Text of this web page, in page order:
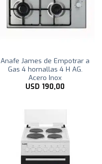
Anafe James de Empotrar a
Gas 4 hornallas 4 H AG.
Acero Inox
USD 190,00